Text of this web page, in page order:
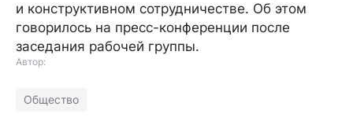
и конструктивном сотрудничестве. Об этом
говорилось на пресс-конференции после
заседания рабочей группы.
Автор:
Общество